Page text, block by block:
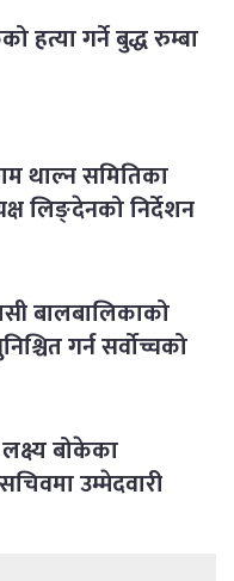
हत्या गर्ने बुद्ध रुम्बा
थाल्न समितिका
लिङ्देनको निर्देशन
बालबालिकाको
गर्न सर्वोच्चको
बोकेका
उम्मेदवारी